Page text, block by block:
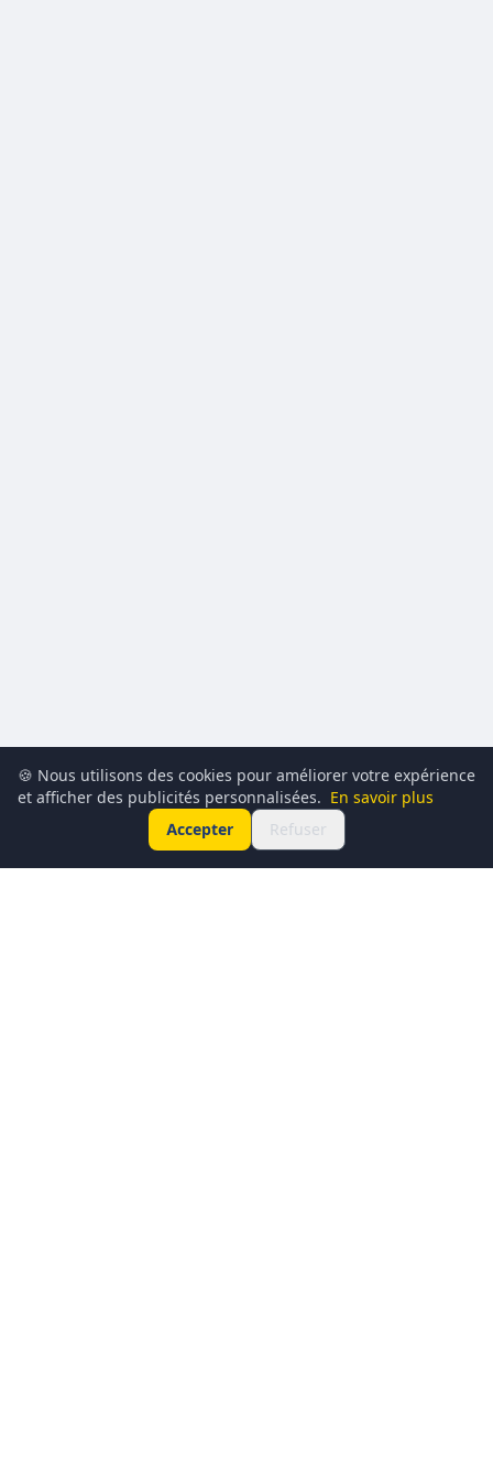
🍪 Nous utilisons des cookies pour améliorer votre expérience
et afficher des publicités personnalisées. En savoir plus
Accepter
Refuser